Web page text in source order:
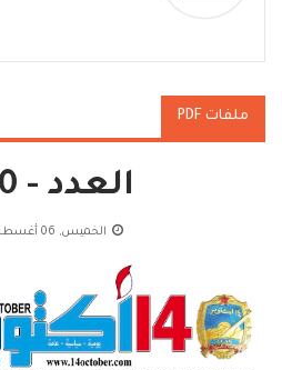
ملفات PDF
العدد - 18190
الخميس, 06 أغسطس 2026